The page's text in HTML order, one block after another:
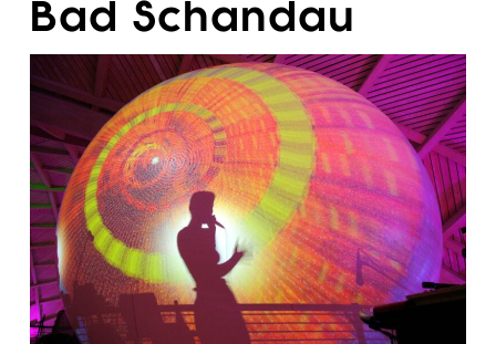
Bad Schandau